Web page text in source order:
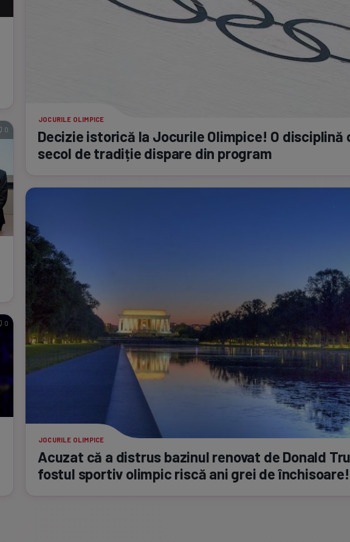
0
0
JOCURILE OLIMPICE
Decizie istorică la Jocurile Olimpice! O disciplină
secol de tradiție dispare din program
JOCURILE OLIMPICE
Acuzat că a distrus bazinul renovat de Donald
fostul sportiv olimpic riscă ani grei de închisoare!